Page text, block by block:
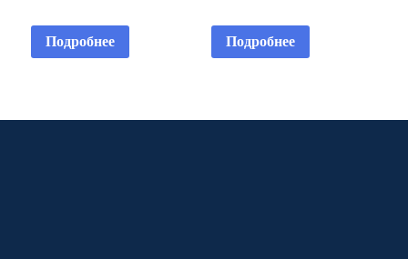
Fountain 5 HP
Подробнее
Fountain 3 HP
Подробнее